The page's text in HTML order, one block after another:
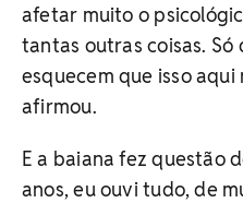
afetar muito o
tantas outras coisas. Só
esquecem que isso aqui
afirmou.
E a baiana fez questão
anos, eu ouvi tudo, de